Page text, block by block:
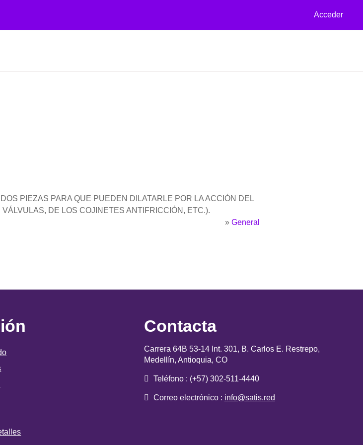
Acceder
PIEZAS PARA QUE PUEDEN DILATARLE POR LA ACCIÓN DEL
DE LOS COJINETES ANTIFRICCIÓN, ETC.).
» General
Contacta
Carrera 64B 53-14 Int. 301, B. Carlos E. Restrepo,
Medellín, Antioquia, CO
Teléfono : (+57) 302-511-4440
Correo electrónico : info@satis.red